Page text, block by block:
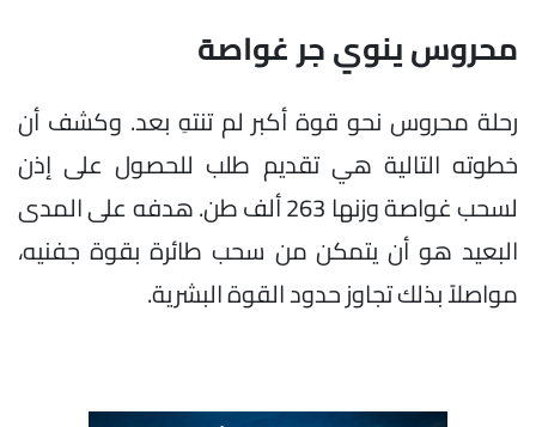
محروس ينوي جر غواصة
رحلة محروس نحو قوة أكبر لم تنتهِ بعد. وكشف أن
خطوته التالية هي تقديم طلب للحصول على إذن
لسحب غواصة وزنها 263 ألف طن. هدفه على المدى
البعيد هو أن يتمكن من سحب طائرة بقوة جفنيه،
مواصلاً بذلك تجاوز حدود القوة البشرية.